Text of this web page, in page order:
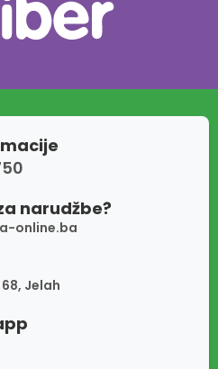
narudžbe?
online.ba
Jelah